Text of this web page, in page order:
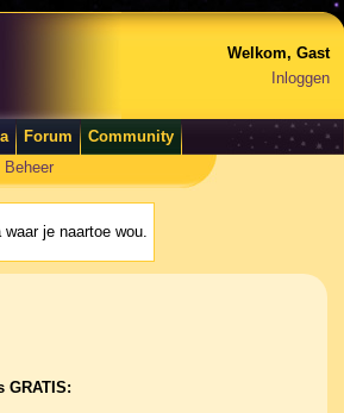
Welkom, Gast
Inloggen
Forum
Community
Beheer
je naartoe wou.
GRATIS: